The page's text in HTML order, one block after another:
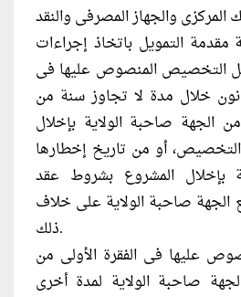
الجهة مقدمة التمويل باتخاذ إجراءات
التخصيص المنصوص عليها فى
القانون خلال مدة لا تجاوز سنة من
الجهة صاحبة الولاية بإخلال
أو من تاريخ إخطارها
بإخلال المشروع بشروط عقد
الجهة صاحبة الولاية على خلاف
ذلك.
عليها فى الفقرة الأولى من
صاحبة الولاية لمدة أخرى